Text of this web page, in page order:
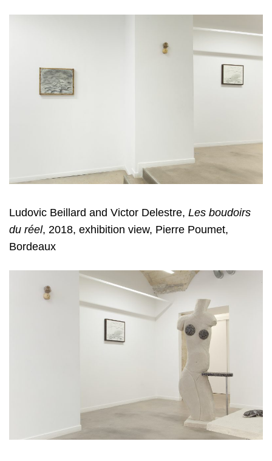
Ludovic Beillard and Victor Delestre, Les boudoirs
du réel, 2018, exhibition view, Pierre Poumet,
Bordeaux